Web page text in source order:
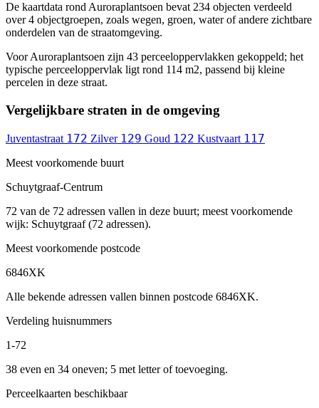
De kaartdata rond Auroraplantsoen bevat 234 objecten verdeeld
over 4 objectgroepen, zoals wegen, groen, water of andere zichtbare
onderdelen van de straatomgeving.
Voor Auroraplantsoen zijn 43 perceeloppervlakken gekoppeld; het
typische perceeloppervlak ligt rond 114 m2, passend bij kleine
percelen in deze straat.
Vergelijkbare straten in de omgeving
Juventastraat 172 Zilver 129 Goud 122 Kustvaart 117
Meest voorkomende buurt
Schuytgraaf-Centrum
72 van de 72 adressen vallen in deze buurt; meest voorkomende
wijk: Schuytgraaf (72 adressen).
Meest voorkomende postcode
6846XK
Alle bekende adressen vallen binnen postcode 6846XK.
Verdeling huisnummers
1-72
38 even en 34 oneven; 5 met letter of toevoeging.
Perceelkaarten beschikbaar